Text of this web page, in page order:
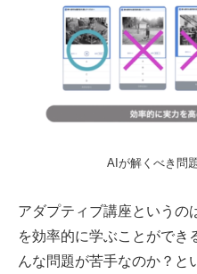
AIが解くべき問
アダプティブ講座というの
を効率的に学ぶことができ
んな問題が苦手なのか？と